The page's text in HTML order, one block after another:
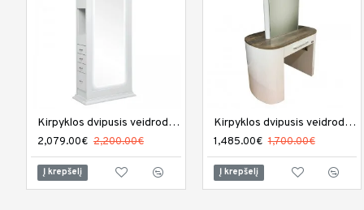
Kirpyklos dvipusis veidrodis DIR Adonis su LED apšvietimu
2,079.00€ 2,200.00€
Į krepšelį
Kirpyklos dvipusis veidrodis REM Capri
1,485.00€ 1,700.00€
Į krepšelį